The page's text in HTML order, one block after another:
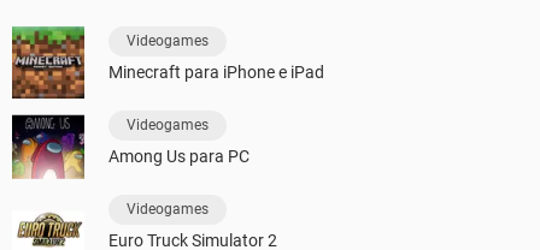
Videogames
Minecraft para iPhone e iPad
Videogames
Among Us para PC
Videogames
Euro Truck Simulator 2